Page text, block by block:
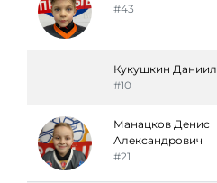
#43
Кукушкин Даниил
#10
Манацков Денис
Александрович
#21